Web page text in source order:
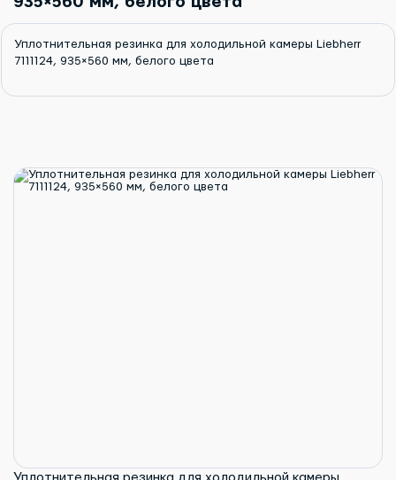
Уплотнительная резинка для холодильной камеры Liebherr
7111124, 935×560 мм, белого цвета